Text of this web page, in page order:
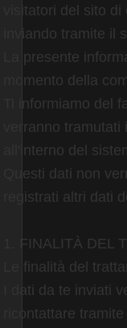
visitatori del sito
inviando tramite il
La presente
momento della
Ti informiamo del
verranno
all'interno del
Questi dati non
registrati altri dati
1. FINALITÀ DEL
Le finalità del
I dati da te inviati
ricontattare